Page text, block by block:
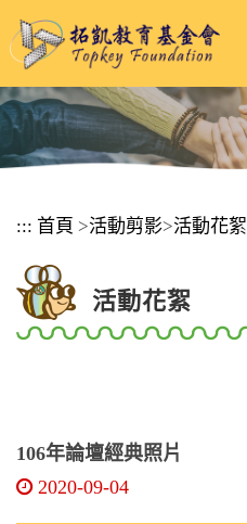
到
主
內
容
區
::: 首頁 >活動剪影>活動花絮
活動花絮
106年論壇經典照片
2020-09-04